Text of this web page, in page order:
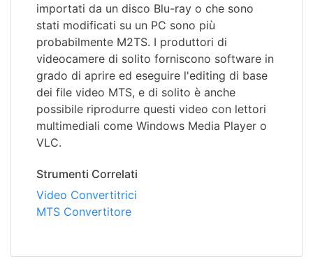
importati da un disco Blu-ray o che sono
stati modificati su un PC sono più
probabilmente M2TS. I produttori di
videocamere di solito forniscono software in
grado di aprire ed eseguire l'editing di base
dei file video MTS, e di solito è anche
possibile riprodurre questi video con lettori
multimediali come Windows Media Player o
VLC.
Strumenti Correlati
Video Convertitrici
MTS Convertitore